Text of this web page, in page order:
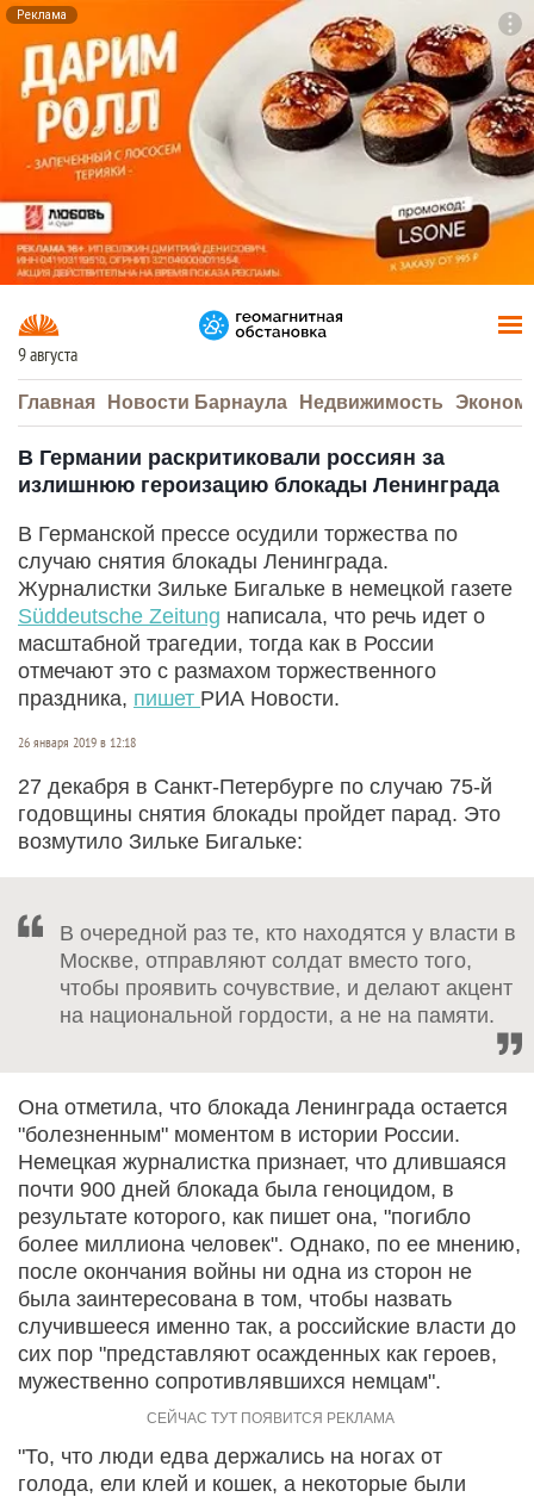
Реклама
9 августа
Главная Новости Барнаула Недвижимость
В Германии раскритиковали россиян за
излишнюю героизацию блокады Ленинграда
В Германской прессе осудили торжества по
случаю снятия блокады Ленинграда.
Журналистки Зильке Бигальке в немецкой газете
Süddeutsche Zeitung написала, что речь идет о
масштабной трагедии, тогда как в России
отмечают это с размахом торжественного
праздника, пишет РИА Новости.
26 января 2019 в 12:18
27 декабря в Санкт-Петербурге по случаю 75-й
годовщины снятия блокады пройдет парад. Это
возмутило Зильке Бигальке:
В очередной раз те, кто находятся у власти в
Москве, отправляют солдат вместо того,
чтобы проявить сочувствие, и делают акцент
на национальной гордости, а не на памяти.
Она отметила, что блокада Ленинграда остается
"болезненным" моментом в истории России.
Немецкая журналистка признает, что длившаяся
почти 900 дней блокада была геноцидом, в
результате которого, как пишет она, "погибло
более миллиона человек". Однако, по ее мнению,
после окончания войны ни одна из сторон не
была заинтересована в том, чтобы назвать
случившееся именно так, а российские власти до
сих пор "представляют осажденных как героев,
мужественно сопротивлявшихся немцам".
"То, что люди едва держались на ногах от
голода, ели клей и кошек, а некоторые были